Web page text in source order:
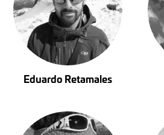
Eduardo Retamales